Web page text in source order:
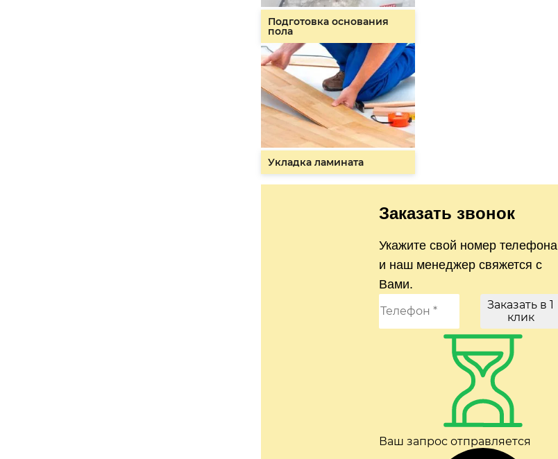
Подготовка основания
пола
Укладка ламината
Заказать звонок
Укажите свой номер телефона
и наш менеджер свяжется с
Вами.
Заказать в 1
клик
Ваш запрос отправляется